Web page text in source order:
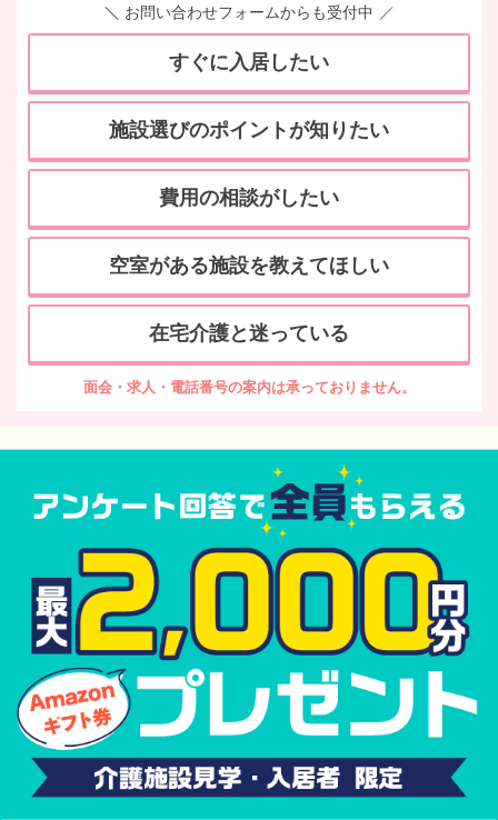
お問い合わせフォームからも受付中
すぐに入居したい
施設選びのポイントが知りたい
費用の相談がしたい
空室がある施設を教えてほしい
在宅介護と迷っている
面会・求人・電話番号の案内は承っておりません。